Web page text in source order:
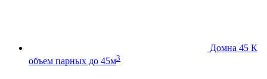
Домна 45 К
объем парных до 45м3